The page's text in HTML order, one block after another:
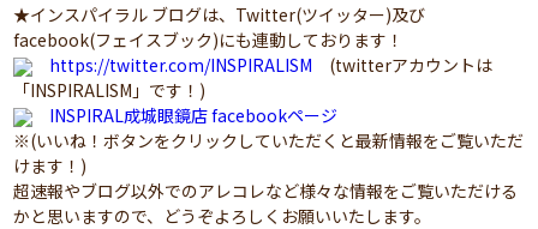
★インスパイラル ブログは、Twitter(ツイッター)及び
facebook(フェイスブック)にも連動しております！
https://twitter.com/INSPIRALISM (twitterアカウントは
「INSPIRALISM」です！)
INSPIRAL成城眼鏡店 facebookページ
※(いいね！ボタンをクリックしていただくと最新情報をご覧いただ
けます！)
超速報やブログ以外でのアレコレなど様々な情報をご覧いただける
かと思いますので、どうぞよろしくお願いいたします。